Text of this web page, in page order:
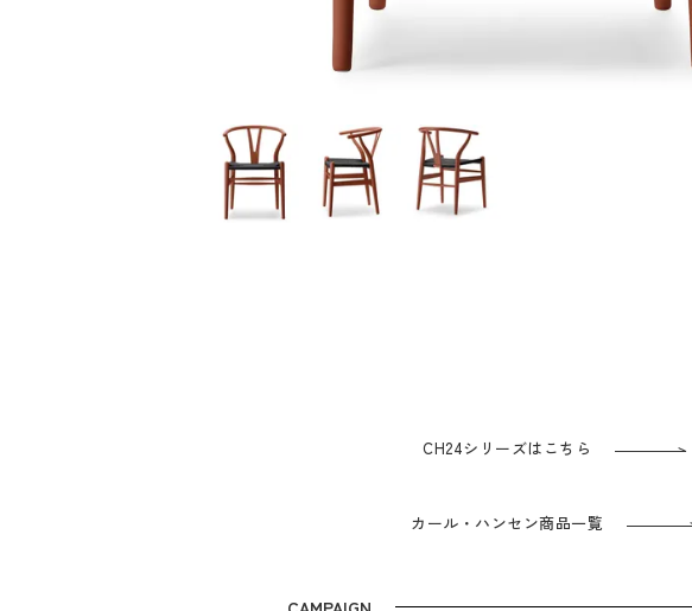
CH24シリーズはこちら
カール・ハンセン商品一覧